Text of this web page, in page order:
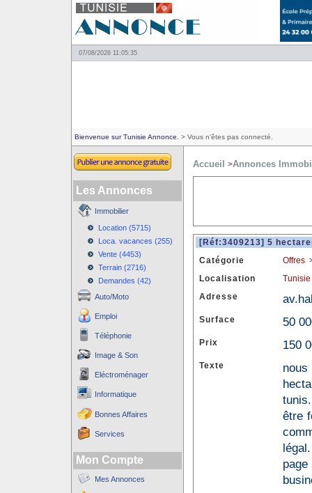
07/08/2026 11:05:35
Bienvenue sur Tunisie Annonce. > Vous n'êtes pas connecté.
Les Annonces
Immobilier
Location (5715)
Loca. vacances (255)
Vente (4453)
Terrain (2716)
Demandes (42)
Auto/Moto
Emploi
Téléphonie
Image & Son
Eléctroménager
Informatique
Bonnes Affaires
Services
Mon Compte
Mes Annonces
Accueil >Annonces
[Réf:3409213] 5
Catégorie
Offres
Localisation
Tunisie
Adresse
Surface 50
Prix 150
Texte
être